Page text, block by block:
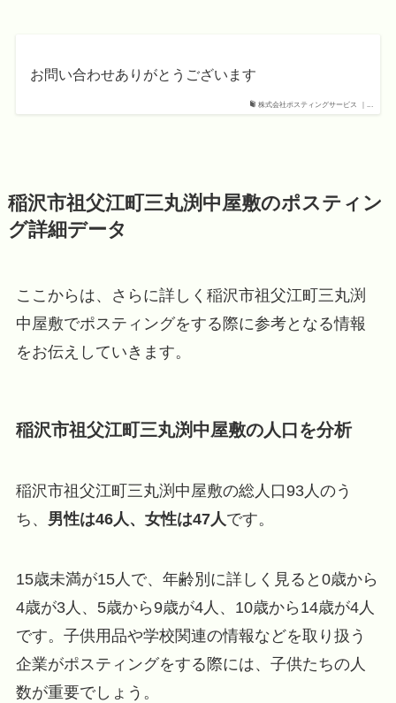
株式会社ポスティングサービス ｜...
お問い合わせありがとうございます
稲沢市祖父江町三丸渕中屋敷のポスティン
グ詳細データ
ここからは、さらに詳しく稲沢市祖父江町三丸渕
中屋敷でポスティングをする際に参考となる情報
をお伝えしていきます。
稲沢市祖父江町三丸渕中屋敷の人口を分析
稲沢市祖父江町三丸渕中屋敷の総人口93人のう
ち、 男性は46人、女性は47人です。
15歳未満が15人で、年齢別に詳しく見ると0歳から
4歳が3人、5歳から9歳が4人、10歳から14歳が4人
です。子供用品や学校関連の情報などを取り扱う
企業がポスティングをする際には、子供たちの人
数が重要でしょう。